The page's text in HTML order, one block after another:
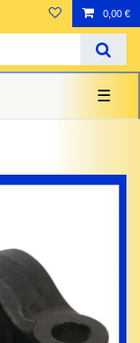
0,00 €
☰